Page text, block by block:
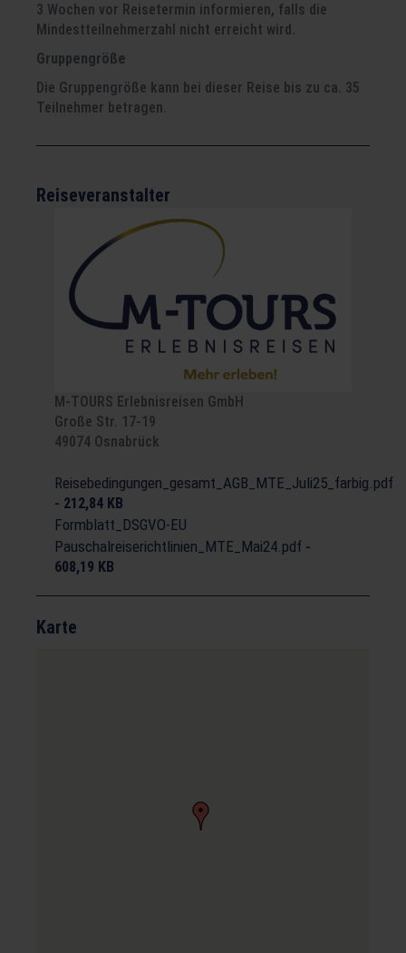
3 Wochen vor Reisetermin informieren, falls die
Mindestteilnehmerzahl nicht erreicht wird.
Gruppengröße
Die Gruppengröße kann bei dieser Reise bis zu ca. 35
Teilnehmer betragen.
Reiseveranstalter
M-TOURS Erlebnisreisen GmbH
Große Str. 17-19
49074 Osnabrück
Reisebedingungen_gesamt_AGB_MTE_Juli25_farbig.pdf
- 212,84 KB
Formblatt_DSGVO-EU
Pauschalreiserichtlinien_MTE_Mai24.pdf -
608,19 KB
Karte